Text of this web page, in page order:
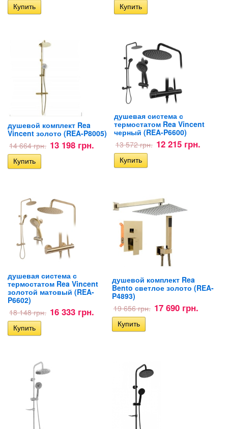
душевой комплект Rea
Vincent золото (REA-P8005)
14 664 грн. 13 198 грн.
душевая система с
термостатом Rea Vincent
черный (REA-P6600)
13 572 грн. 12 215 грн.
душевая система с
термостатом Rea Vincent
золотой матовый (REA-
P6602)
18 148 грн. 16 333 грн.
душевой комплект Rea
Bento светлое золото (REA-
P4893)
19 656 грн. 17 690 грн.